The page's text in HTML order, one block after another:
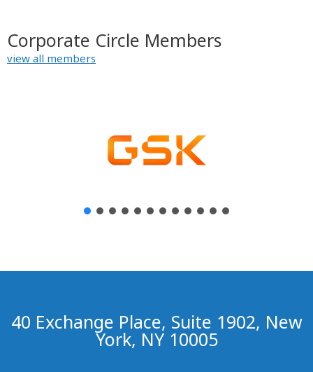
Corporate Circle Members
view all members
40 Exchange Place, Suite 1902, New
York, NY 10005